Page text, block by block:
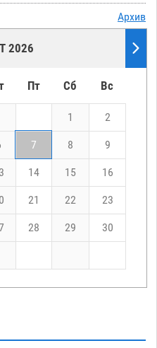
Архив
2026
Пт Сб Вс
1 2
7 8 9
14 15 16
21 22 23
28 29 30